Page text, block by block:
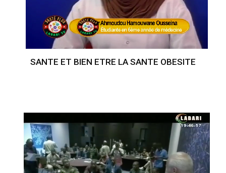
SANTE ET BIEN ETRE LA SANTE OBESITE